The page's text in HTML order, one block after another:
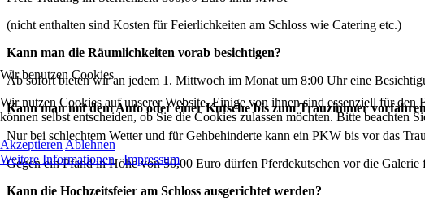
(nicht enthalten sind Kosten für Feierlichkeiten am Schloss wie Catering etc.)
Kann man die Räumlichkeiten vorab besichtigen?
Ab sofort bieten wir an jedem 1. Mittwoch im Monat um 8:00 Uhr eine
Kann man mit dem Auto oder einer Kutsche bis zum Trauzimmer
Nur bei schlechtem Wetter und für Gehbehinderte kann ein PKW bis vor das
Gegen ein Pfand in Höhe von 50,00 Euro dürfen Pferdekutschen vor die
Kann die Hochzeitsfeier am Schloss ausgerichtet werden?
Wir benutzen Cookies
Wir nutzen Cookies auf unserer Website. Einige von ihnen sind essenziell für
können selbst entscheiden, ob Sie die Cookies zulassen möchten. Bitte
AkzeptierenAblehnen
Weitere Informationen|Impressum